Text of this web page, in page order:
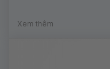
Xem thêm